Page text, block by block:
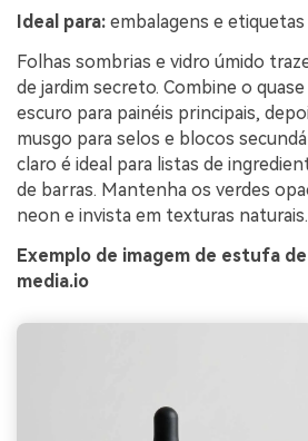
Ideal para: embalagens e
Folhas sombrias e vidro úmido
de jardim secreto. Combine o
escuro para painéis principais,
musgo para selos e blocos
claro é ideal para listas de
de barras. Mantenha os verdes
neon e invista em texturas naturais.
Exemplo de imagem de estufa
media.io